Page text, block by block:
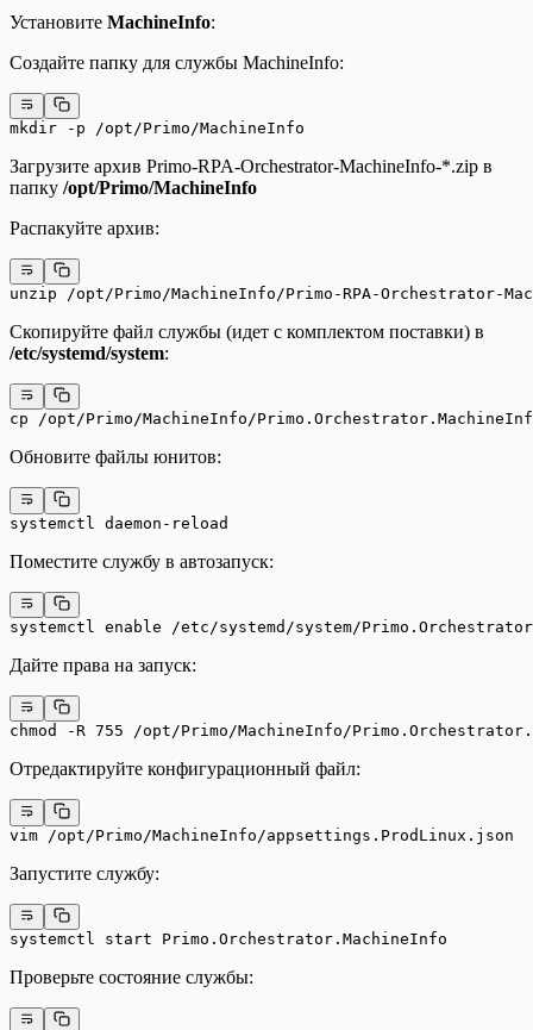
Установите MachineInfo:
Создайте папку для службы MachineInfo:
mkdir -p /opt/Primo/MachineInfo
Загрузите архив Primo-RPA-Orchestrator-MachineInfo-*.zip в
папку /opt/Primo/MachineInfo
Распакуйте архив:
unzip /opt/Primo/MachineInfo/Primo-RPA-Orchestrator-
Скопируйте файл службы (идет с комплектом поставки) в
/etc/systemd/system:
cp /opt/Primo/MachineInfo/
Обновите файлы юнитов:
systemctl daemon-reload
Поместите службу в автозапуск:
systemctl enable /etc/systemd/system/
Дайте права на запуск:
chmod -R 755 /opt/Primo/MachineInfo/
Отредактируйте конфигурационный файл:
vim /opt/Primo/MachineInfo/appsettings.ProdLinux.json
Запустите службу:
systemctl start Primo.Orchestrator.MachineInfo
Проверьте состояние службы: